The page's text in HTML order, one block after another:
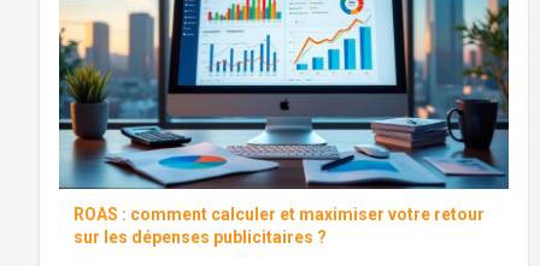
ROAS : comment calculer et maximiser votre retour
sur les dépenses publicitaires ?